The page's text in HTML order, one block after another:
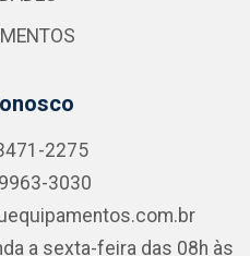
2275
3030
a sexta-feira das 08h às